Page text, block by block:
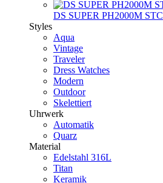
DS SUPER PH2000M STC
Styles
Aqua
Vintage
Traveler
Dress Watches
Modern
Outdoor
Skelettiert
Uhrwerk
Automatik
Quarz
Material
Edelstahl 316L
Titan
Keramik